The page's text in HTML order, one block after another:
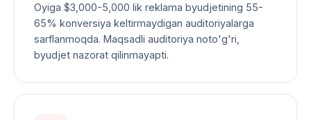
Oyiga $3,000-5,000 lik reklama byudjetining 55-
65% konversiya keltirmaydigan auditoriyalarga
sarflanmoqda. Maqsadli auditoriya noto'g'ri,
byudjet nazorat qilinmayapti.